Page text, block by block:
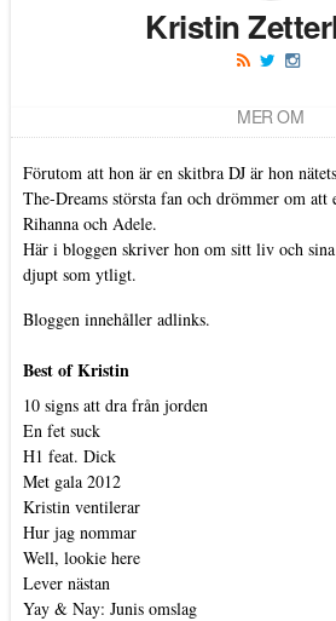
Kristin
MER OM
Förutom att hon är en skitbra DJ är hon
The-Dreams största fan och drömmer om att
Rihanna och Adele.
Här i bloggen skriver hon om sitt liv och
djupt som ytligt.
Bloggen innehåller adlinks.
Best of Kristin
10 signs att dra från jorden
En fet suck
H1 feat. Dick
Met gala 2012
Kristin ventilerar
Hur jag nommar
Well, lookie here
Lever nästan
Yay & Nay: Junis omslag